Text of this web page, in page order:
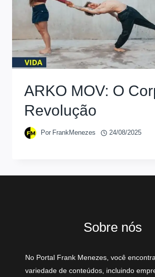
ARKO MOV: O
Revolução
Por FrankMenezes 24/08/2025
Sobre nós
No Portal Frank Menezes, você
variedade de conteúdos, incluindo